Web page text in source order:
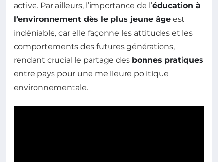
active. Par ailleurs, l’importance de l’éducation à
l’environnement dès le plus jeune âge est
indéniable, car elle façonne les attitudes et les
comportements des futures générations,
rendant crucial le partage des bonnes pratiques
entre pays pour une meilleure politique
environnementale.